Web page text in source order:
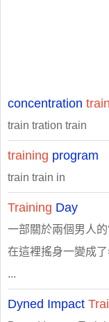
concentration
train tration train
training program
train train in
Training Day
一部關於兩個男人
在這裡搖身一變成
...
Dyned Impact